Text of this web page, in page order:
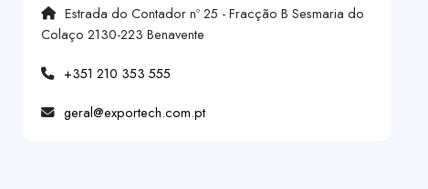
Estrada do Contador nº 25 - Fracção B Sesmaria do
Colaço 2130-223 Benavente
+351 210 353 555
geral@exportech.com.pt